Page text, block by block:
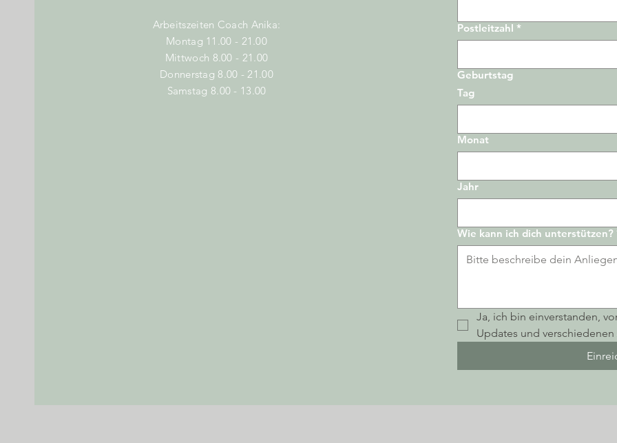
Arbeitszeiten Coach Anika:
Montag 11.00 - 21.00
Mittwoch 8.00 - 21.00
Donnerstag 8.00 - 21.00
Samstag 8.00 - 13.00
Postleitzahl *
Geburtstag
Tag
Monat
Jahr
Wie kann ich dich unterstützen?
Ja, ich bin einverstanden,
Updates und